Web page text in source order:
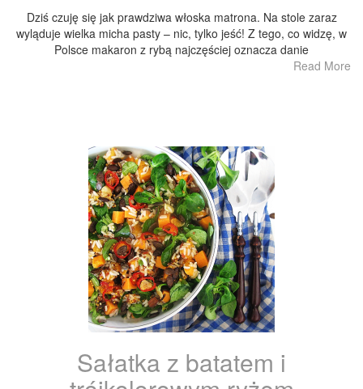
Dziś czuję się jak prawdziwa włoska matrona. Na stole zaraz
wyląduje wielka micha pasty – nic, tylko jeść! Z tego, co widzę, w
Polsce makaron z rybą najczęściej oznacza danie
Read More
Sałatka z batatem i